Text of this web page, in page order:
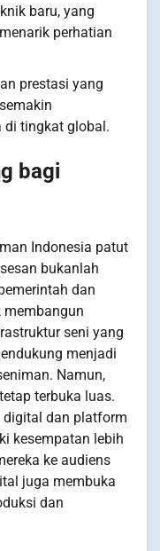
baru, yang
perhatian
prestasi yang
di tingkat global.
bagi
Indonesia patut
bukanlah
dan
seni yang
menjadi
Namun,
terbuka luas.
dan platform
kesempatan lebih
ke audiens
juga membuka
dan